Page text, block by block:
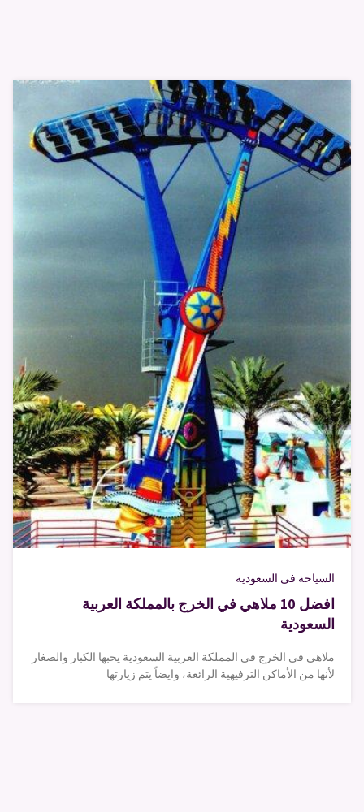
السياحة فى السعودية
افضل 10 ملاهي في الخرج بالمملكة العربية
السعودية
ملاهي في الخرج في المملكة العربية السعودية يحبها الكبار والصغار
لأنها من الأماكن الترفيهية الرائعة، وايضاً يتم زيارتها